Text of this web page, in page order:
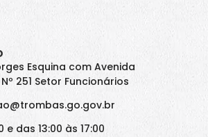
Esquina com Avenida
251 Setor Funcionários
e das 13:00 às 17:00